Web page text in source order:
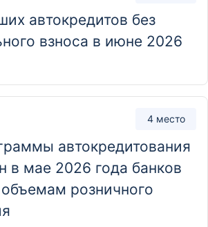
офис № 002
г. Улан-Удэ, ул. Краснофлотская,
офис № 003
г. Улан-Удэ, ул. Ленина, д. 27
автокредитов без
взноса в июне 2026
4 место
автокредитования
в мае 2026 года банков
розничного